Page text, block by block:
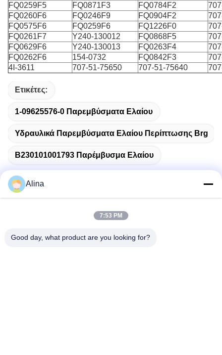
FQ0259F5
FQ0871F3 FQ0784F2
FQ0260F6
FQ0246F9 FQ0904F2
FQ0575F6
FQ0259F6 FQ1226F0
FQ0261F7
Υ240-130012 FQ0868F5
FQ0629F6
Υ240-130013 FQ0263F4
FQ0262F6
154-0732 FQ0842F3
4Ι-3611
707-51-75650 707-51-75640
Ετικέτες:
1-09625576-0 Παρεμβύσματα Ελαίου
Υδραυλικά Παρεμβύσματα Ελαίου Περίπτωσης Brg
B230101001793 Παρέμβυσμα Ελαίου
Γρήγορη επικοινωνία
Διεύθυνση
Alina
7:53 PM
Good day, what product are you looking for?